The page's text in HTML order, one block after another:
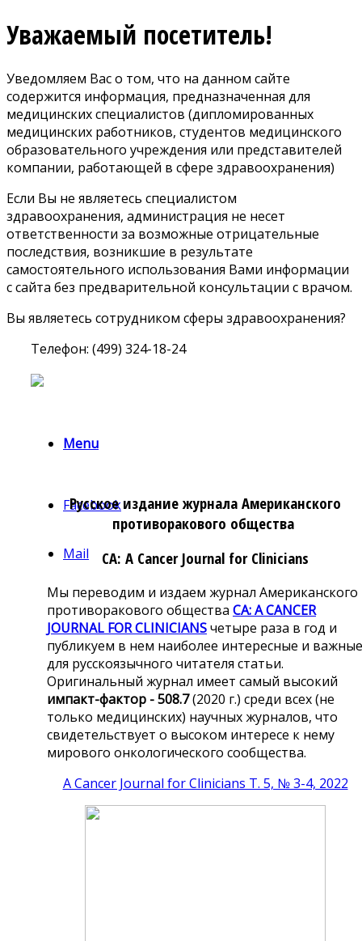
Уважаемый посетитель!
Уведомляем Вас о том, что на данном сайте
содержится информация, предназначенная для
медицинских специалистов (дипломированных
медицинских работников, студентов медицинского
образовательного учреждения или представителей
компании, работающей в сфере здравоохранения)
Если Вы не являетесь специалистом
здравоохранения, администрация не несет
ответственности за возможные отрицательные
последствия, возникшие в результате
самостоятельного использования Вами информации
с сайта без предварительной консультации с врачом.
Вы являетесь сотрудником сферы здравоохранения?
Телефон: (499) 324-18-24
Menu
Facebook
Mail
Русское издание журнала Американского
противоракового общества
CA: A Cancer Journal for Clinicians
Мы переводим и издаем журнал Американского
противоракового общества CA: A CANCER
JOURNAL FOR CLINICIANSчетыре раза в год и
публикуем в нем наиболее интересные и важные
для русскоязычного читателя статьи.
Оригинальный журнал имеет самый высокий
импакт-фактор -508.7(2020 г.) среди всех (не
только медицинских) научных журналов, что
свидетельствует о высоком интересе к нему
мирового онкологического сообщества.
A Cancer Journal for Clinicians Т. 5, № 3-4, 2022